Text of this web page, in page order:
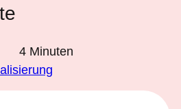
4 Minuten